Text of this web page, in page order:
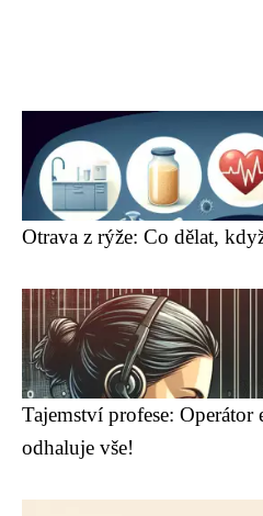
Otrava z rýže: Co dělat,
Tajemství profese:
odhaluje vše!